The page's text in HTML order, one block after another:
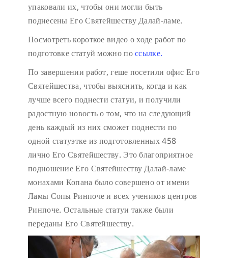
упаковали их, чтобы они могли быть
поднесены Его Святейшеству Далай-ламе.
Посмотреть короткое видео о ходе работ по
подготовке статуй можно поссылке.
По завершении работ, геше посетили офис Его
Святейшества, чтобы выяснить, когда и как
лучше всего поднести статуи, и получили
радостную новость о том, что на следующий
день каждый из них сможет поднести по
одной статуэтке из подготовленных 458
лично Его Святейшеству. Это благоприятное
подношение Его Святейшеству Далай-ламе
монахами Копана было совершено от имени
Ламы Сопы Ринпоче и всех учеников центров
Ринпоче. Остальные статуи также были
переданы Его Святейшеству.